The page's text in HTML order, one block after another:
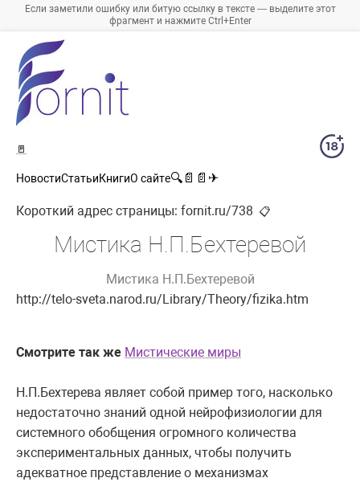
Если заметили ошибку или битую ссылку в тексте — выделите этот
фрагмент и нажмите Ctrl+Enter
🚪
НовостиСтатьиКнигиО сайте🔍 📄 📄 ✈
Короткий адрес страницы: fornit.ru/738 📋
Мистика Н.П.Бехтеревой
Мистика Н.П.Бехтеревой
http://telo-sveta.narod.ru/Library/Theory/fizika.htm
Смотрите так же Мистические миры
Н.П.Бехтерева являет собой пример того, насколько
недостаточно знаний одной нейрофизиологии для
системного обобщения огромного количества
экспериментальных данных, чтобы получить
адекватное представление о механизмах